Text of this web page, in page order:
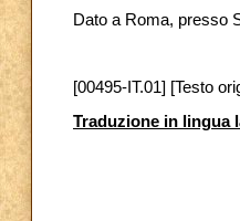
Dato a Roma, presso
[00495-IT.01] [Testo
Traduzione in lingua